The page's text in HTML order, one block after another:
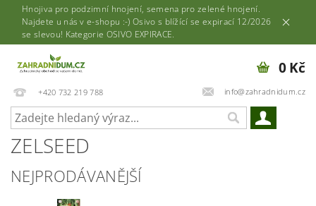
Hnojiva pro podzimní hnojení, semena pro zelené hnojení.
Najdete u nás v e-shopu :-) Osivo s blížící se expirací 12/2026
se slevou! Kategorie OSIVO EXPIRACE.
+420 732 219 788 info@zahradnidum.cz
0 Kč
ZELSEED
NEJPRODÁVANĚJŠÍ